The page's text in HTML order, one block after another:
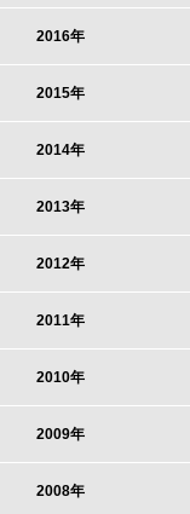
2016年
2015年
2014年
2013年
2012年
2011年
2010年
2009年
2008年